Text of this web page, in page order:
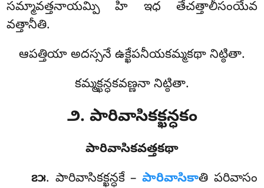
సమ్మావత్తనాయమ్పి హి ఇధ తేచత్తాలీసంయేవ
వత్తానీతి.
ఆపత్తియా అదస్సనే ఉక్ఖేపనీయకమ్మకథా నిట్ఠితా.
కమ్మక్ఖన్ధకవణ్ణనా నిట్ఠితా.
౨. పారివాసికక్ఖన్ధకం
పారివాసికవత్తకథా
౭౫. పారివాసికక్ఖన్ధకే–పారివాసికాతి పరివాసం